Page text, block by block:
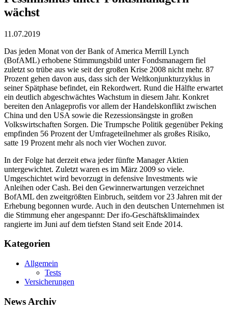
wächst
11.07.2019
Das jeden Monat von der Bank of America Merrill Lynch
(BofAML) erhobene Stimmungsbild unter Fondsmanagern fiel
zuletzt so trübe aus wie seit der großen Krise 2008 nicht mehr. 87
Prozent gehen davon aus, dass sich der Weltkonjunkturzyklus in
seiner Spätphase befindet, ein Rekordwert. Rund die Hälfte erwartet
ein deutlich abgeschwächtes Wachstum in diesem Jahr. Konkret
bereiten den Anlageprofis vor allem der Handelskonflikt zwischen
China und den USA sowie die Rezessionsängste in großen
Volkswirtschaften Sorgen. Die Trumpsche Politik gegenüber Peking
empfinden 56 Prozent der Umfrageteilnehmer als großes Risiko,
satte 19 Prozent mehr als noch vier Wochen zuvor.
In der Folge hat derzeit etwa jeder fünfte Manager Aktien
untergewichtet. Zuletzt waren es im März 2009 so viele.
Umgeschichtet wird bevorzugt in defensive Investments wie
Anleihen oder Cash. Bei den Gewinnerwartungen verzeichnet
BofAML den zweitgrößten Einbruch, seitdem vor 23 Jahren mit der
Erhebung begonnen wurde. Auch in den deutschen Unternehmen ist
die Stimmung eher angespannt: Der ifo-Geschäftsklimaindex
rangierte im Juni auf dem tiefsten Stand seit Ende 2014.
Kategorien
Allgemein
Tests
Versicherungen
News Archiv